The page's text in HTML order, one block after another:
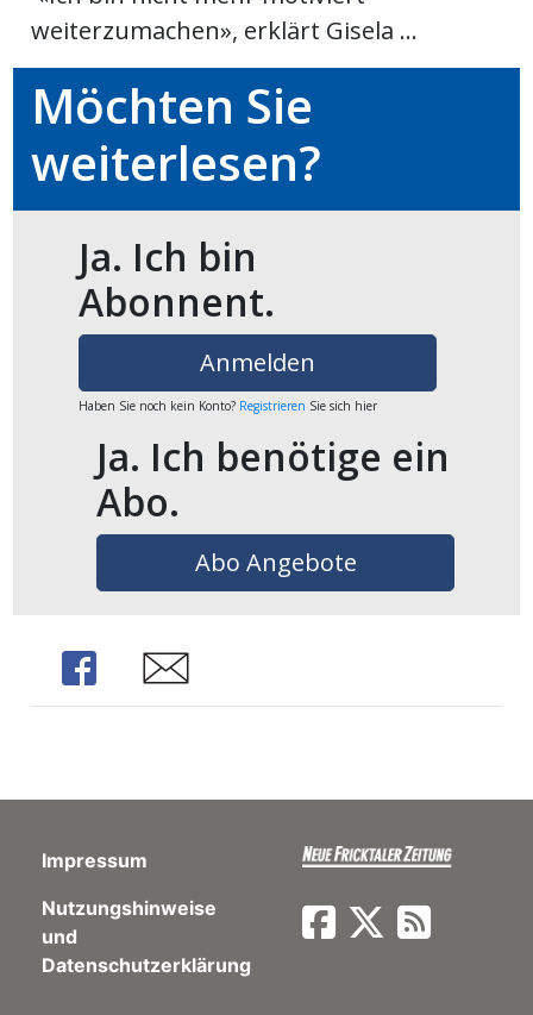
weiterzumachen», erklärt Gisela ...
Möchten Sie
weiterlesen?
Ja. Ich bin
Abonnent.
Anmelden
Haben Sie noch kein Konto? Registrieren Sie sich hier
Ja. Ich benötige ein
Abo.
Abo Angebote
Share Share
Impressum
Nutzungshinweise
und
Datenschutzerklärung